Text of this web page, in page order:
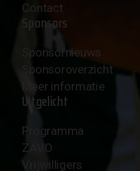
Contact
Sponsors
Sponsornieuws
Sponsoroverzicht
Meer informatie
Uitgelicht
Programma
ZAVO
Vrijwilligers